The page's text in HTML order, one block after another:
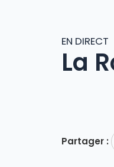
EN DIRECT
La
Partager :